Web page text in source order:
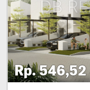
Rp.